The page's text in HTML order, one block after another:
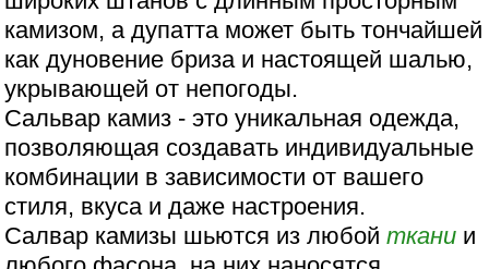
камизом, а дупатта может быть тончайшей
как дуновение бриза и настоящей шалью,
укрывающей от непогоды.
Сальвар камиз - это уникальная одежда,
позволяющая создавать индивидуальные
комбинации в зависимости от вашего
стиля, вкуса и даже настроения.
Салвар камизы шьются из любойткани и